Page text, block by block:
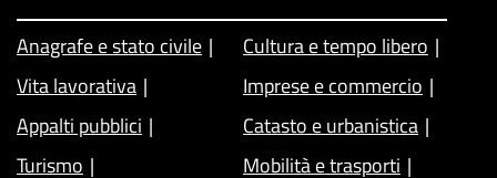
Anagrafe e stato civile
Cultura e tempo libero
Vita lavorativa
Imprese e commercio
Appalti pubblici
Catasto e urbanistica
Turismo
Mobilità e trasporti